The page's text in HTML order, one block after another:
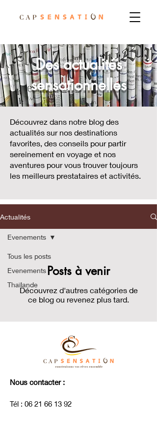
Des actualités
sensationnelles
Découvrez dans notre blog des
actualités sur nos destinations
favorites, des conseils pour partir
sereinement en voyage et nos
aventures pour vous trouver toujours
les meilleurs prestataires et activités.
Actualités
Tous les posts
Evenements
Thaïlande
Evenements
Posts à venir
Découvrez d'autres catégories de
ce blog ou revenez plus tard.
Nous contacter :
Tél : 06 21 66 13 92